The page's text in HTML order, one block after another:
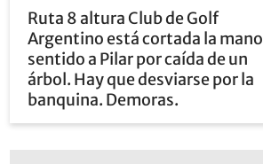
Ruta 8 altura Club de Golf
Argentino está cortada la mano
sentido a Pilar por caída de un
árbol. Hay que desviarse por la
banquina. Demoras.